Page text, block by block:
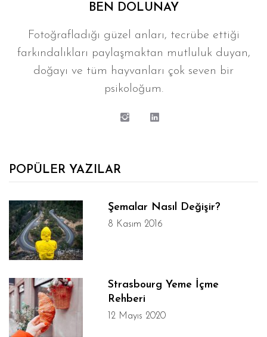
BEN DOLUNAY
Fotoğrafladığı güzel anları, tecrübe ettiği
farkındalıkları paylaşmaktan mutluluk duyan,
doğayı ve tüm hayvanları çok seven bir
psikoloğum.
POPÜLER YAZILAR
Şemalar Nasıl Değişir?
8 Kasım 2016
Strasbourg Yeme İçme
Rehberi
12 Mayıs 2020